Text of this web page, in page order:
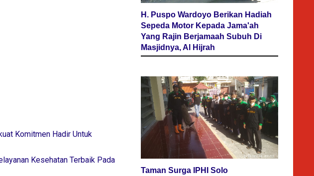
Komitmen Hadir Untuk
Kesehatan Terbaik Pada
H. Puspo Wardoyo Berikan Hadiah
Sepeda Motor Kepada Jama'ah
Yang Rajin Berjamaah Subuh Di
Masjidnya, Al Hijrah
Taman Surga IPHI Solo